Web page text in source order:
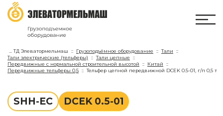
...ТД Элеватормельмаш Грузоподъёмное оборудование
Тали
Тали электрические (тельферы)
Тали цепные
Передвижные с нормальной строительной высотой
Китай
Передвижные тельферы 0,5
Тельфер цепной передвижной DCEK 0.5-01, г/п 0,5 т
SHH-EC DCEK 0.5-01